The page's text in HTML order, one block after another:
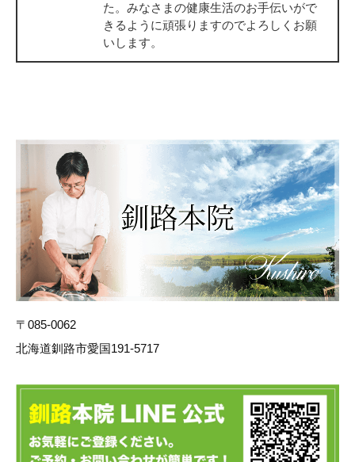
た。みなさまの健康生活のお手伝いがで
きるように頑張りますのでよろしくお願
いします。
〒085-0062
北海道釧路市愛国191-5717